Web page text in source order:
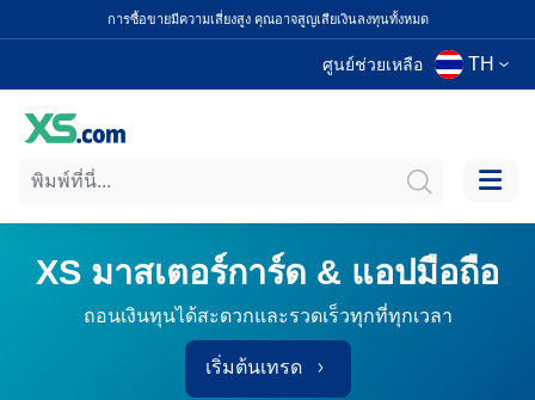
การซื้อขายมีความเสี่ยงสูง คุณอาจสูญเสียเงินลงทุนทั้งหมด
ศูนย์ช่วยเหลือ TH
XS มาสเตอร์การ์ด & แอปมือถือ
ถอนเงินทุนได้สะดวกและรวดเร็วทุกที่ทุกเวลา
เริ่มต้นเทรด